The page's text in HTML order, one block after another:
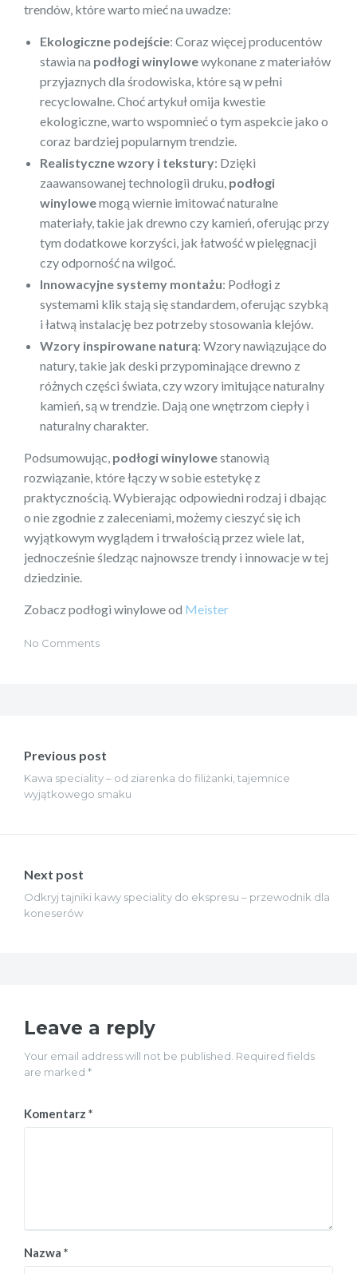
trendów, które warto mieć na uwadze:
Ekologiczne podejście: Coraz więcej producentów
stawia na podłogi winylowewykonane z materiałów
przyjaznych dla środowiska, które są w pełni
recyclowalne. Choć artykuł omija kwestie
ekologiczne, warto wspomnieć o tym aspekcie jako o
coraz bardziej popularnym trendzie.
Realistyczne wzory i tekstury: Dzięki
zaawansowanej technologii druku, podłogi
winylowemogą wiernie imitować naturalne
materiały, takie jak drewno czy kamień, oferując przy
tym dodatkowe korzyści, jak łatwość w pielęgnacji
czy odporność na wilgoć.
Innowacyjne systemy montażu: Podłogi z
systemami klik stają się standardem, oferując szybką
i łatwą instalację bez potrzeby stosowania klejów.
Wzory inspirowane naturą: Wzory nawiązujące do
natury, takie jak deski przypominające drewno z
różnych części świata, czy wzory imitujące naturalny
kamień, są w trendzie. Dają one wnętrzom ciepły i
naturalny charakter.
Podsumowując, podłogi winylowestanowią
rozwiązanie, które łączy w sobie estetykę z
praktycznością. Wybierając odpowiedni rodzaj i dbając
o nie zgodnie z zaleceniami, możemy cieszyć się ich
wyjątkowym wyglądem i trwałością przez wiele lat,
jednocześnie śledząc najnowsze trendy i innowacje w tej
dziedzinie.
Zobacz podłogi winylowe od Meister
No Comments
wpisu
Previous post
Kawa speciality – od ziarenka do filiżanki, tajemnice
wyjątkowego smaku
Next post
Odkryj tajniki kawy speciality do ekspresu – przewodnik dla
koneserów
Leave a reply
Your email address will not be published. Required fields
are marked *
Komentarz *
Nazwa *